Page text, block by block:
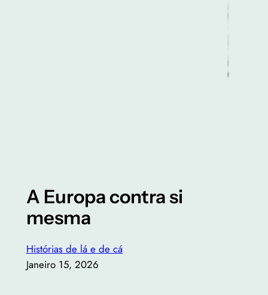
A Europa contra si
mesma
Histórias de lá e de cá
Janeiro 15, 2026